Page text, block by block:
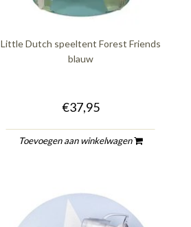
Little Dutch speeltent Forest Friends
blauw
€37,95
Toevoegen aan winkelwagen